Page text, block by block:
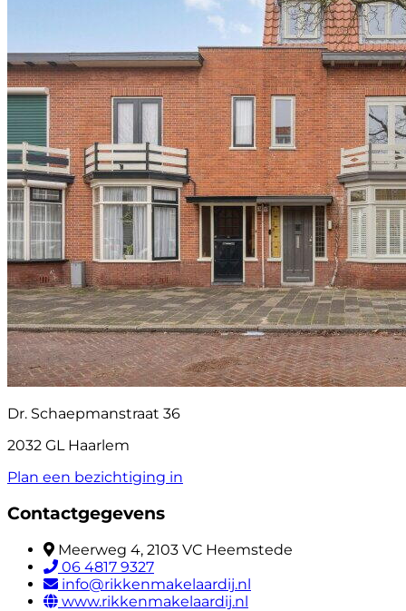
Dr. Schaepmanstraat 36
2032 GL Haarlem
Plan een bezichtiging in
Contactgegevens
Meerweg 4, 2103 VC Heemstede
06 4817 9327
info@rikkenmakelaardij.nl
www.rikkenmakelaardij.nl